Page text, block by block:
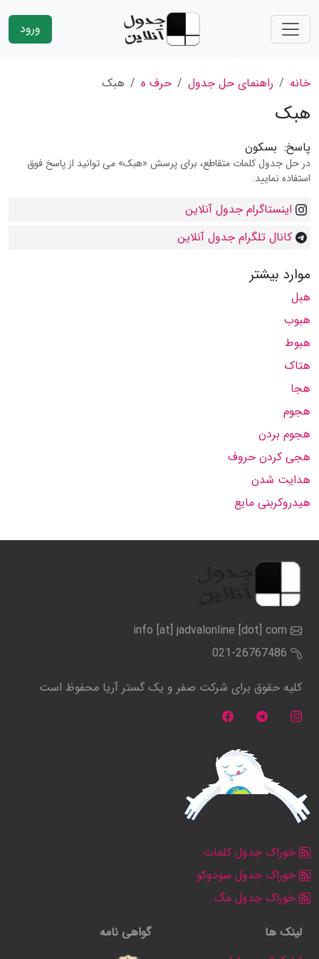
ورود
خانه راهنمای حل جدول حرف ه هبک
هبک
پاسخ: بسکون
در حل جدول کلمات متقاطع، برای پرسش «هبک» می توانید از پاسخ فوق
استفاده نمایید.
اینستاگرام جدول آنلاین
کانال تلگرام جدول آنلاین
موارد بیشتر
هبل
هبوب
هبوط
هتاک
هجا
هجوم
هجوم بردن
هجی کردن حروف
هدایت شدن
هیدروکربنی مایع
info [at] jadvalonline [dot] com
021-26767486
کلیه حقوق برای شرکت صفر و یک گستر آریا محفوظ است
خوراک جدول کلمات
خوراک جدول سودوکو
خوراک جدول مگ
لینک ها
گواهی نامه